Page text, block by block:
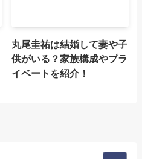
丸尾圭祐は結婚して妻や子
供がいる？家族構成やプラ
イベートを紹介！